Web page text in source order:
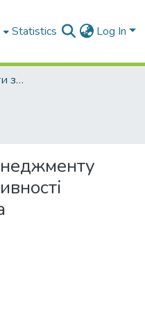
Statistics Log In
Кваліфікаційні роботи здобувачів вищої освіти